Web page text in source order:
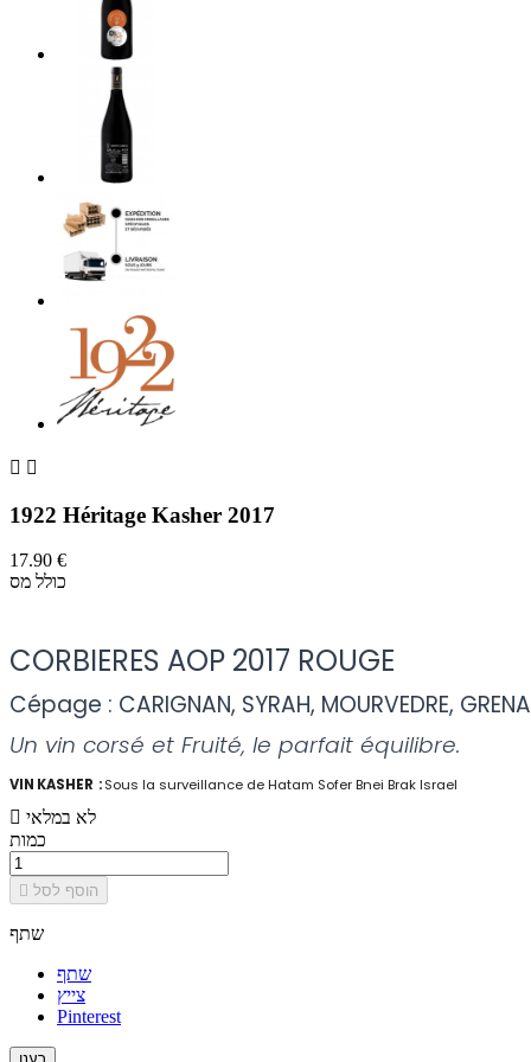
 
1922 Héritage Kasher 2017
17.90 €
כולל מס
CORBIERES AOP 2017 ROUGE
Cépage : CARIGNAN, SYRAH, MOURVEDRE,
Un vin corsé et Fruité, le parfait équilibre.
VIN KASHER :Sous la surveillance de Hatam Sofer Bnei Brak Israel
 לא במלאי
כמות
 הוסף לסל
שתף
שתף
צייץ
Pinterest